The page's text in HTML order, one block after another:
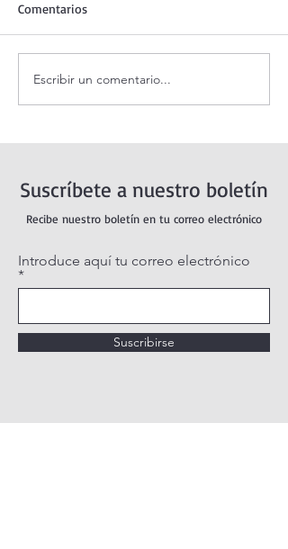
Coronilla de la Divina
Misericordia.
Comentarios
Escribir un comentario...
Suscríbete a nuestro boletín
Recibe nuestro boletín en tu correo electrónico
Introduce aquí tu correo electrónico
Suscribirse